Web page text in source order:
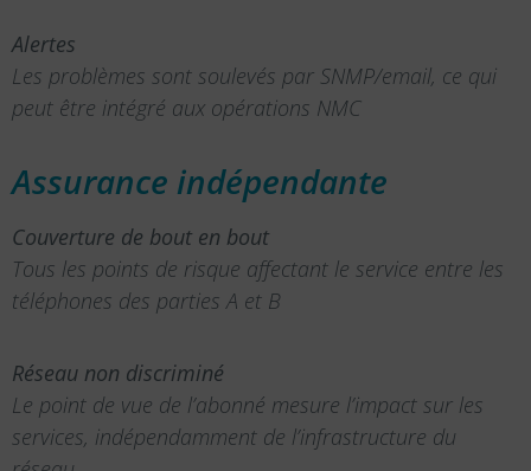
Alertes
Les problèmes sont soulevés par SNMP/email, ce qui
peut être intégré aux opérations NMC
Assurance indépendante
Couverture de bout en bout
Tous les points de risque affectant le service entre les
téléphones des parties A et B
Réseau non discriminé
Le point de vue de l’abonné mesure l’impact sur les
services, indépendamment de l’infrastructure du